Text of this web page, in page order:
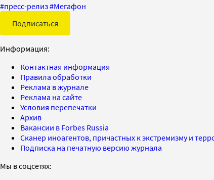
#пресс-релиз#Мегафон
Подписаться
Информация:
Контактная информация
Правила обработки
Реклама в журнале
Реклама на сайте
Условия перепечатки
Архив
Вакансии в Forbes Russia
Сканер иноагентов, причастных к экстремизму и
Подписка на печатную версию журнала
Мы в соцсетях: